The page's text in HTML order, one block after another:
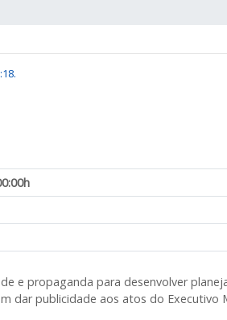
.
e propaganda para desenvolver
dar publicidade aos atos do Executivo